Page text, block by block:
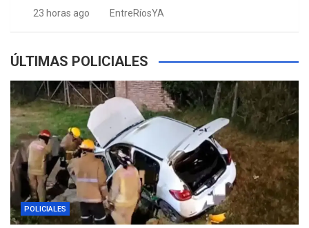
23 horas ago EntreRíosYA
ÚLTIMAS POLICIALES
POLICIALES